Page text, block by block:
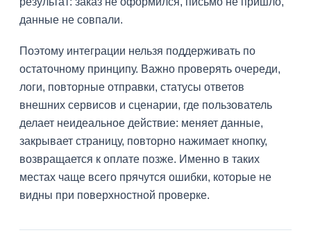
данные не совпали.
Поэтому интеграции нельзя поддерживать по
остаточному принципу. Важно проверять очереди,
логи, повторные отправки, статусы ответов
внешних сервисов и сценарии, где пользователь
делает неидеальное действие: меняет данные,
закрывает страницу, повторно нажимает кнопку,
возвращается к оплате позже. Именно в таких
местах чаще всего прячутся ошибки, которые не
видны при поверхностной проверке.